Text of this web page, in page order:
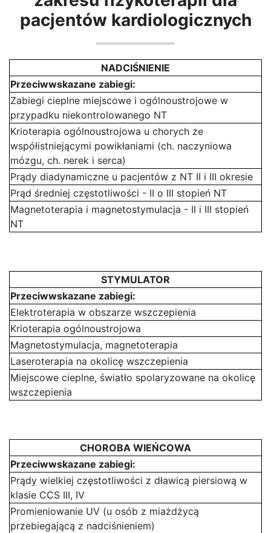
pacjentów kardiologicznych
NADCIŚNIENIE
Przeciwwskazane zabiegi:
Zabiegi cieplne miejscowe i ogólnoustrojowe w
przypadku niekontrolowanego NT
Krioterapia ogólnoustrojowa u chorych ze
współistniejącymi powikłaniami (ch. naczyniowa
mózgu, ch. nerek i serca)
Prądy diadynamiczne u pacjentów z NT II i III okresie
Prąd średniej częstotliwości - II o III stopień NT
Magnetoterapia i magnetostymulacja - II i III stopień
NT
STYMULATOR
Przeciwwskazane zabiegi:
Elektroterapia w obszarze wszczepienia
Krioterapia ogólnoustrojowa
Magnetostymulacja, magnetoterapia
Laseroterapia na okolicę wszczepienia
Miejscowe cieplne, światło spolaryzowane na okolicę
wszczepienia
CHOROBA WIEŃCOWA
Przeciwwskazane zabiegi:
Prądy wielkiej częstotliwości z dławicą piersiową w
klasie CCS III, IV
Promieniowanie UV (u osób z miażdżycą
przebiegającą z nadciśnieniem)